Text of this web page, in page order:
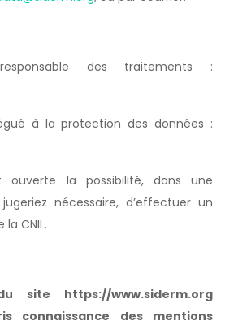
des traitements :
à la protection des données :
ouverte la possibilité, dans une
nécessaire, d’effectuer un
CNIL.
site https://www.siderm.org
connaissance des mentions